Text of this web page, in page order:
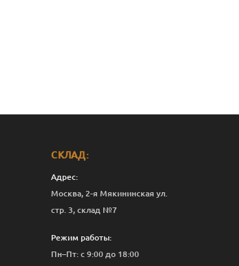
СКЛАД:
Адрес:
Москва, 2-я Мякининская ул.
стр. 3, склад №7
Режим работы:
Пн–Пт: с 9:00 до 18:00